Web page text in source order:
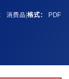
消费品 格式： PDF